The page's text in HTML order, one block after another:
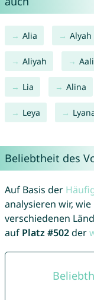
Alia Alyah
Aliyah
Lia Alina
Leya
Beliebtheit des
Auf Basis der
analysieren wir,
verschiedenen
auf Platz #502der